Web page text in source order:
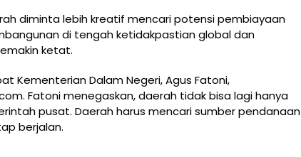
diminta lebih kreatif mencari potensi pembiayaan
di tengah ketidakpastian global dan
ketat.
Kementerian Dalam Negeri, Agus Fatoni,
Fatoni menegaskan, daerah tidak bisa lagi hanya
pusat. Daerah harus mencari sumber pendanaan
berjalan.